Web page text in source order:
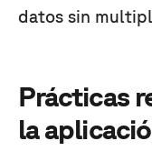
datos sin
Prácticas
la